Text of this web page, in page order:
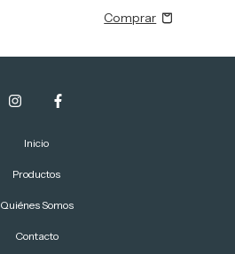
Inicio
Productos
Quiénes Somos
Contacto